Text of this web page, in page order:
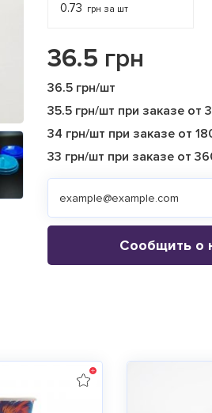
0.73 грн за шт
36.5 грн
36.5 грн/шт
35.5 грн/шт при заказе от
34 грн/шт при заказе от
33 грн/шт при заказе от
Сообщить о